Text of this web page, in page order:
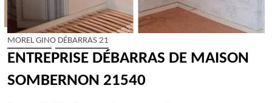
MOREL GINO DÉBARRAS 21
ENTREPRISE DÉBARRAS DE MAISON
SOMBERNON 21540